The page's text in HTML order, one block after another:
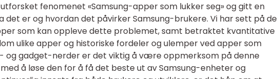
fenomenet «Samsung-apper som lukker seg» og gitt en
det er og hvordan det påvirker Samsung-brukere. Vi har sett på de
som kan oppleve dette problemet, samt betraktet kvantitative
ulike apper og historiske fordeler og ulemper ved apper som
og gadget-nerder er det viktig å være oppmerksom på denne
å løse den for å få det beste ut av Samsung-enheter og